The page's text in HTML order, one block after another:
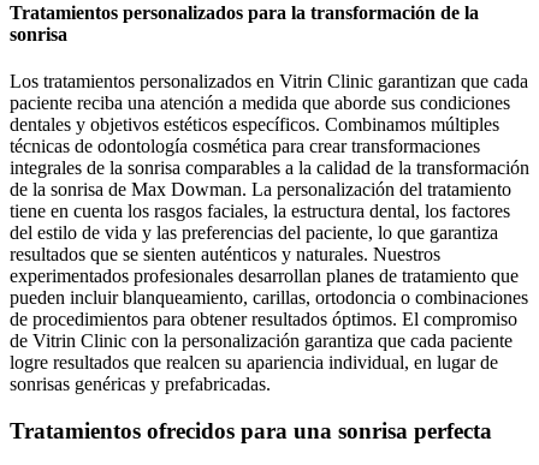
Tratamientos personalizados para la transformación de la
sonrisa
Los tratamientos personalizados en Vitrin Clinic garantizan que cada
paciente reciba una atención a medida que aborde sus condiciones
dentales y objetivos estéticos específicos. Combinamos múltiples
técnicas de odontología cosmética para crear transformaciones
integrales de la sonrisa comparables a la calidad de la transformación
de la sonrisa de Max Dowman. La personalización del tratamiento
tiene en cuenta los rasgos faciales, la estructura dental, los factores
del estilo de vida y las preferencias del paciente, lo que garantiza
resultados que se sienten auténticos y naturales. Nuestros
experimentados profesionales desarrollan planes de tratamiento que
pueden incluir blanqueamiento, carillas, ortodoncia o combinaciones
de procedimientos para obtener resultados óptimos. El compromiso
de Vitrin Clinic con la personalización garantiza que cada paciente
logre resultados que realcen su apariencia individual, en lugar de
sonrisas genéricas y prefabricadas.
Tratamientos ofrecidos para una sonrisa perfecta